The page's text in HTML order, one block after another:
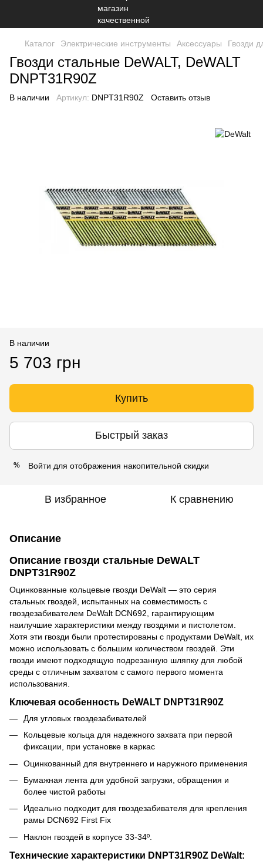
Каталог Электрические инструменты Аксессуары Гвозди
Гвозди стальные DeWALT, DeWALT
DNPT31R90Z
В наличии Артикул: DNPT31R90Z Оставить отзыв
В наличии
5 703 грн
Купить
Быстрый заказ
% Войти для отображения накопительной скидки
В избранное К сравнению
Описание
Описание гвозди стальные DeWALT
DNPT31R90Z
Оцинкованные кольцевые гвозди DeWalt — это серия
стальных гвоздей, испытанных на совместимость с
гвоздезабивателем DeWalt DCN692, гарантирующим
наилучшие характеристики между гвоздями и пистолетом.
Хотя эти гвозди были протестированы с продуктами DeWalt, их
можно использовать с большим количеством гвоздей. Эти
гвозди имеют подходящую подрезанную шляпку для любой
среды с отличным захватом с самого первого момента
использования.
Ключевая особенность DeWALT DNPT31R90Z
Для угловых гвоздезабивателей
Кольцевые кольца для надежного захвата при первой
фиксации, при установке в каркас
Оцинкованный для внутреннего и наружного применения
Бумажная лента для удобной загрузки, обращения и
более чистой работы
Идеально подходит для гвоздезабивателя для крепления
рамы DCN692 First Fix
Наклон гвоздей в корпусе 33-34º.
Технические характеристики DNPT31R90Z DeWalt: